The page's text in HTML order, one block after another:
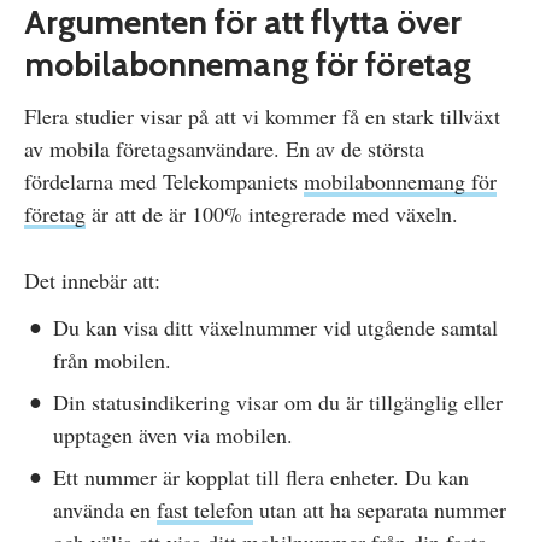
Argumenten för att flytta över
mobilabonnemang för företag
Flera studier visar på att vi kommer få en stark tillväxt
av mobila företagsanvändare. En av de största
fördelarna med Telekompaniets mobilabonnemang för
företag är att de är 100% integrerade med växeln.
Det innebär att:
Du kan visa ditt växelnummer vid utgående samtal
från mobilen.
Din statusindikering visar om du är tillgänglig eller
upptagen även via mobilen.
Ett nummer är kopplat till flera enheter. Du kan
använda en fast telefon utan att ha separata nummer